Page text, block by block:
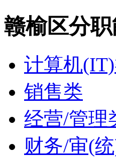
赣榆区分
计算机
销售类
经营/管理
财务/审(